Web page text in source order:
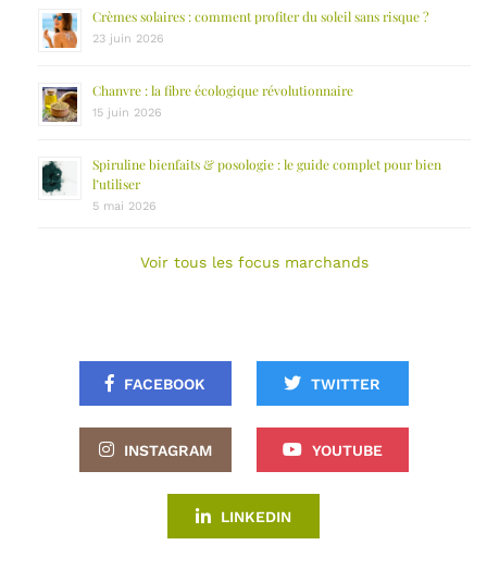
Crèmes solaires : comment profiter du soleil sans risque ?
23 juin 2026
Chanvre : la fibre écologique révolutionnaire
15 juin 2026
Spiruline bienfaits & posologie : le guide complet pour bien
l’utiliser
5 mai 2026
Voir tous les focus marchands
FACEBOOK TWITTER
INSTAGRAM YOUTUBE
LINKEDIN